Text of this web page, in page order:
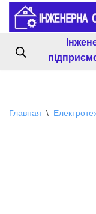
Перейти
содержимому
Главная \